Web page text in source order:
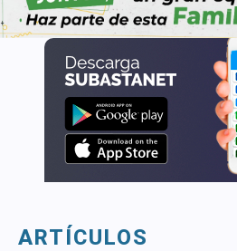
ARTÍCULOS